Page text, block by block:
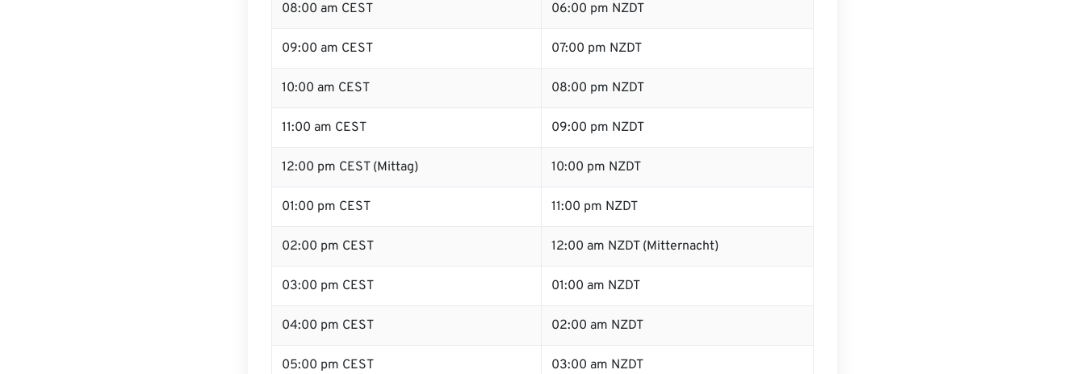
08:00 am CEST 06:00 pm NZDT
09:00 am CEST 07:00 pm NZDT
10:00 am CEST 08:00 pm NZDT
11:00 am CEST 09:00 pm NZDT
12:00 pm CEST (Mittag) 10:00 pm NZDT
01:00 pm CEST 11:00 pm NZDT
02:00 pm CEST 12:00 am NZDT (Mitternacht)
03:00 pm CEST 01:00 am NZDT
04:00 pm CEST 02:00 am NZDT
05:00 pm CEST 03:00 am NZDT